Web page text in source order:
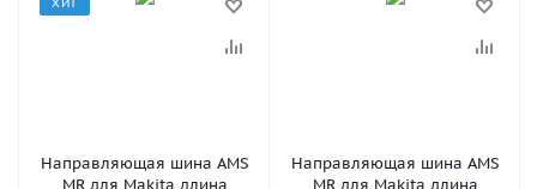
Направляющая шина AMS
MR для Makita длина
Направляющая шина AMS
MR для Makita длина